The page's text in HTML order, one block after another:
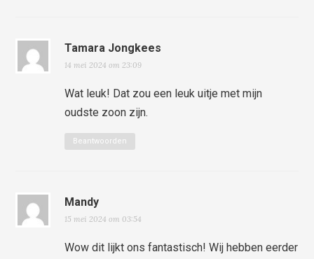
Tamara Jongkees
14 mei 2024 om 23:09
Wat leuk! Dat zou een leuk uitje met mijn
oudste zoon zijn.
Beantwoorden
Mandy
15 mei 2024 om 03:54
Wow dit lijkt ons fantastisch! Wij hebben eerder